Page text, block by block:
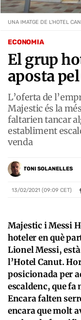
ECONOMIA
El grup
aposta
L’oferta de
Majestic és la
faltarien tancar
establiment
venda
TONI SOLANELLES
13/02/2021 (09:09 CET)
UNA IMATGE DE L'HOTEL
Majestic i Messi
hoteler en què
Lionel Messi,
l’Hotel Canut.
posicionada per
escaldenc, que fa
Encara falten
encara que molt